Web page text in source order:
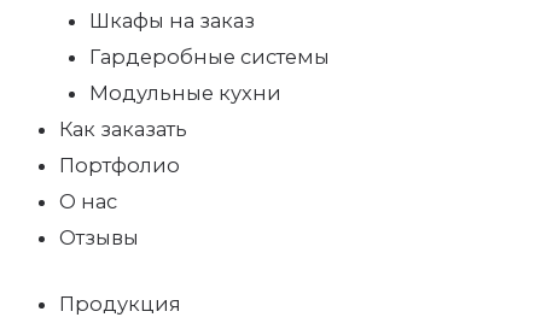
Шкафы на заказ
Гардеробные системы
Модульные кухни
Как заказать
Портфолио
О нас
Отзывы
Продукция